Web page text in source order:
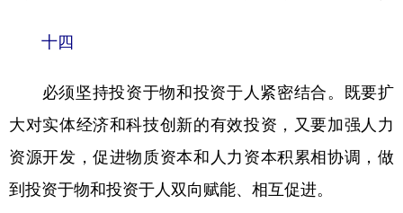
十四
必须坚持投资于物和投资于人紧密结合。既要扩
大对实体经济和科技创新的有效投资，又要加强人力
资源开发，促进物质资本和人力资本积累相协调，做
到投资于物和投资于人双向赋能、相互促进。